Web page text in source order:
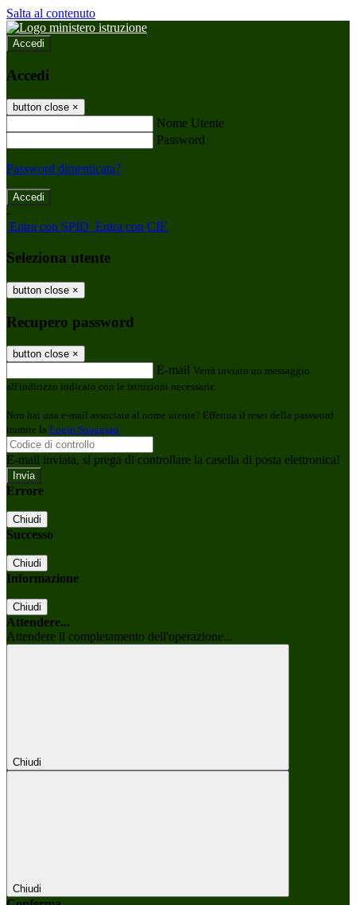
Salta al contenuto
Accedi
Accedi
button close ×
Nome Utente
Password
Password dimenticata?
-
Entra con SPID Entra con CIE
Seleziona utente
button close ×
Recupero password
button close ×
E-mail Verrà inviato un messaggio
all'indirizzo indicato con le istruzioni necessarie.
Non hai una e-mail associata al nome utente? Effettua il reset della password
tramite la Login Spaggiari
E-mail inviata, si prega di controllare la casella di posta elettronica!
Errore
Chiudi
Successo
Chiudi
Informazione
Chiudi
Attendere...
Attendere il completamento dell'operazione...
Chiudi
Chiudi